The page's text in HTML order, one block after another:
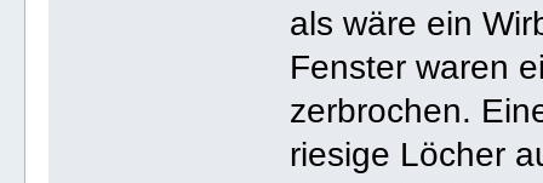
als wäre ein
Fenster waren
zerbrochen.
riesige Löcher